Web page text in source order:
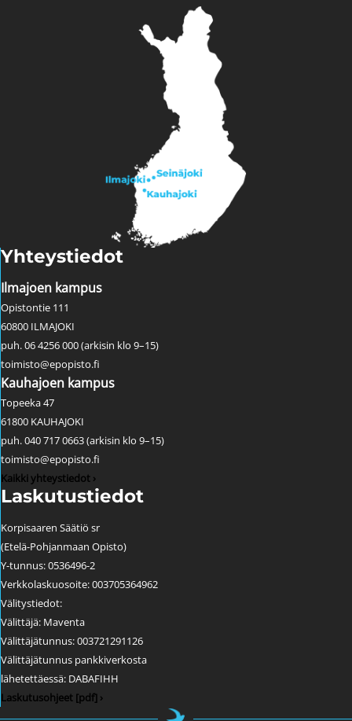
Yhteystiedot
Ilmajoen kampus
Opistontie 111
60800 ILMAJOKI
puh. 06 4256 000 (arkisin klo 9–15)
toimisto@epopisto.fi
Kauhajoen kampus
Topeeka 47
61800 KAUHAJOKI
puh. 040 717 0663 (arkisin klo 9–15)
toimisto@epopisto.fi
Kaikki yhteystiedot ›
Laskutustiedot
Korpisaaren Säätiö sr
(Etelä-Pohjanmaan Opisto)
Y-tunnus: 0536496-2
Verkkolaskuosoite: 003705364962
Välitystiedot:
Välittäjä: Maventa
Välittäjätunnus: 003721291126
Välittäjätunnus pankkiverkosta
lähetettäessä: DABAFIHH
Laskutusohjeet [pdf] ›